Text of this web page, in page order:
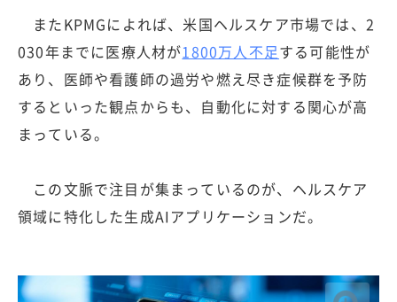
またKPMGによれば、米国ヘルスケア市場では、2
030年までに医療人材が1800万人不足する可能性が
あり、医師や看護師の過労や燃え尽き症候群を予防
するといった観点からも、自動化に対する関心が高
まっている。
この文脈で注目が集まっているのが、ヘルスケア
領域に特化した生成AIアプリケーションだ。